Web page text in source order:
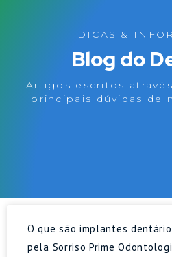
DICAS &
Blog do
Artigos escritos
principais dúvidas de
O que são implantes
pela Sorriso Prime